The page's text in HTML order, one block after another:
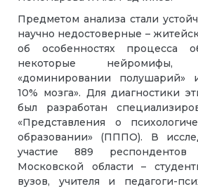
Предметом анализа стали
научно недостоверные –
об особенностях процесса
некоторые
«доминировании полушарий»
10% мозга». Для диагностики
был разработан
«Представления о
образовании» (ПППО). В
участие 889
Московской области –
вузов, учителя и педагоги-